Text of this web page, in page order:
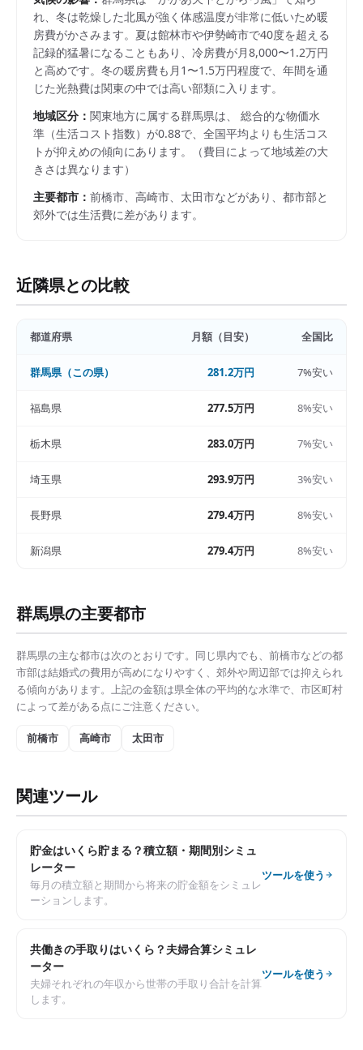
れ、冬は乾燥した北風が強く体感温度が非常に低いため暖
房費がかさみます。夏は館林市や伊勢崎市で40度を超える
記録的猛暑になることもあり、冷房費が月8,000〜1.2万円
と高めです。冬の暖房費も月1〜1.5万円程度で、年間を通
じた光熱費は関東の中では高い部類に入ります。
地域区分： 関東地方に属する群馬県は、 総合的な物価水
準（生活コスト指数）が0.88で、 全国平均よりも生活コス
トが抑えめの傾向にあります。
（費目によって地域差の大
きさは異なります）
主要都市： 前橋市、高崎市、太田市などがあり、都市部と
郊外では生活費に差があります。
近隣県との比較
都道府県 月額（目安） 全国比
群馬県（この県） 281.2万円 7%安い
福島県 277.5万円 8%安い
栃木県 283.0万円 7%安い
埼玉県 293.9万円 3%安い
長野県 279.4万円 8%安い
新潟県 279.4万円 8%安い
群馬県の主要都市
群馬県の主な都市は次のとおりです。同じ県内でも、 前橋市などの都
市部は結婚式の費用が高めになりやすく、郊外や周辺部では抑えられ
る傾向があります。上記の金額は県全体の平均的な水準で、市区町村
によって差がある点にご注意ください。
前橋市 高崎市 太田市
関連ツール
貯金はいくら貯まる？積立額・期間別シミュ
レーター
毎月の積立額と期間から将来の貯金額をシミュレ
ーションします。
ツールを使う
共働きの手取りはいくら？夫婦合算シミュレ
ーター
夫婦それぞれの年収から世帯の手取り合計を計算
します。
ツールを使う